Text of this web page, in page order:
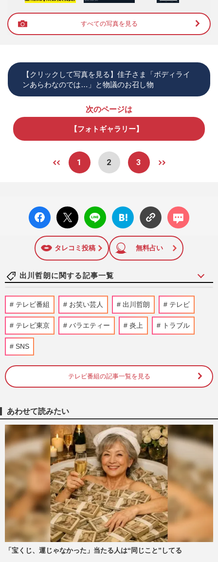
すべての写真を見る
【クリックして写真を見る】佳子さま「ボディライ
ンあらわなのでは…」と物議のお召し物
次のページは
【フォトギャラリー】
1 2 3
facebo
ok い
X ポス
ト
LINE
はてな
ブック
に追加
コメン
ト
タレコミ投稿 無料占い
出川哲朗に関する記事一覧
和田アキ子、『アッコにおまかせ!』最終
回まで貫いた“昭和ノリ”と物議醸した過去
の“暴力映像”
週刊女性PRIME 2026/3/30
かくれんぼ企画で隠れた人の場所を暴露す
る“裏切り行為”に菊池風…
週刊女性PRIME 2026/1/13
【横山裕】ドッキリGPで骨折！ 番組に批
判殺到、危険性指摘の“前科”
週刊女性2026年1月6日・13日号 2025/12/23
出川哲朗はクマとキス、藤原喜明は檻の中
で生身バトル…“今じゃ絶対放送禁止”の対
クマTV番組エピソード
週刊女性PRIME 2025/11/23
出川哲朗、頸椎症性神経根症を告白に「着
るだけで…」謳い文句の医療機器『リライ
ブシャツα』CMが見ていら…
テレビ番組 お笑い芸人 出川哲朗 テレビ
テレビ東京 バラエティー 炎上 トラブル
SNS
テレビ番組の記事一覧を見る
あわせて読みたい
「宝くじ、運じゃなかった」当たる人は“同じこと”してる